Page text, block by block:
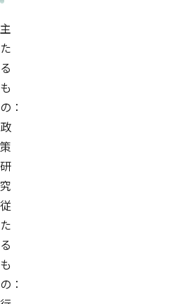
主
た
る
も
の：
政
策
研
究
従
た
る
も
の：